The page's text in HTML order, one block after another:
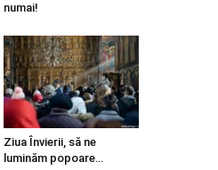
numai!
Ziua Învierii, să ne
luminăm popoare…